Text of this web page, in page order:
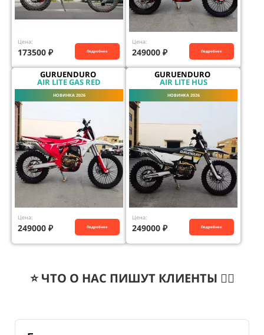
Цена:
173500 ₽ Подробнее
Цена:
249000 ₽ Подробнее
GURUENDURO
AIR LITE GAS RED
НОВИНКА 2026
Цена:
249000 ₽ Подробнее
GURUENDURO
AIR LITE HUS
НОВИНКА 2026
Цена:
249000 ₽ Подробнее
⭐️ ЧТО О НАС ПИШУТ КЛИЕНТЫ 👇🏻